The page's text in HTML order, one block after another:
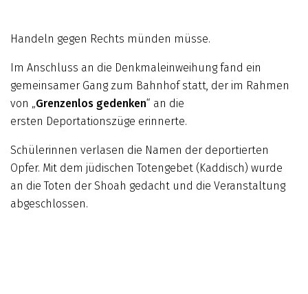
Handeln gegen Rechts münden müsse.
Im Anschluss an die Denkmaleinweihung fand ein
gemeinsamer Gang zum Bahnhof statt, der im Rahmen
von „Grenzenlos gedenken“ an die
ersten Deportationszüge erinnerte.
Schülerinnen verlasen die Namen der deportierten
Opfer. Mit dem jüdischen Totengebet (Kaddisch) wurde
an die Toten der Shoah gedacht und die Veranstaltung
abgeschlossen.